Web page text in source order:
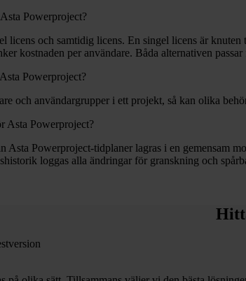
Powerproject?
licens och samtidig licens. En singel licens är
kostnaden per användare. Båda alternativen
Powerproject?
och användargrupper i ett projekt, så kan olika
Asta Powerproject?
Asta Powerproject-tidplaner lagras i en gemensam
loggas alla ändringar för granskning och